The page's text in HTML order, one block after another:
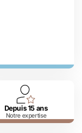
Depuis 15 ans
Notre expertise